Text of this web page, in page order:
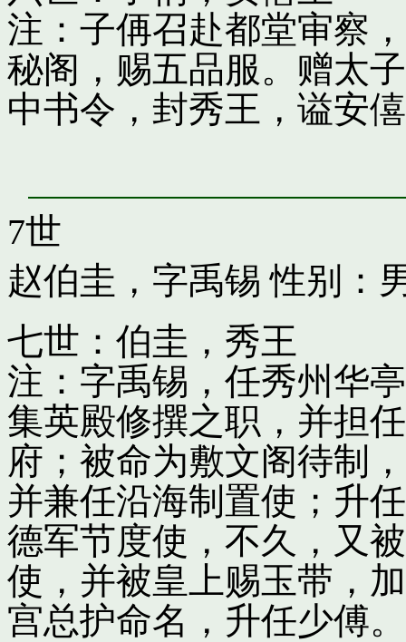
注：子侢召赴都堂审察
秘阁，赐五品服。赠太
中书令，封秀王，谥安
7世
赵伯圭，字禹锡 性别：
七世：伯圭，秀王
注：字禹锡，任秀州华
集英殿修撰之职，并担
府；被命为敷文阁待制
并兼任沿海制置使；升
德军节度使，不久，又
使，并被皇上赐玉带，
宫总护命名，升任少傅